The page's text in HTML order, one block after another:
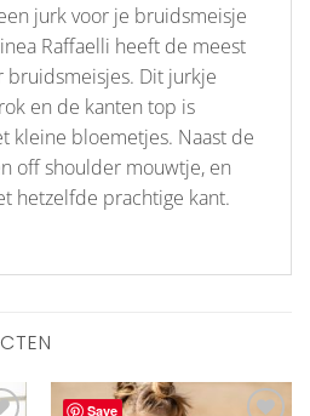
jurk voor je bruidsmeisje
Raffaelli heeft de meest
bruidsmeisjes. Dit jurkje
en de kanten top is
kleine bloemetjes. Naast de
off shoulder mouwtje, en
hetzelfde prachtige kant.
Save